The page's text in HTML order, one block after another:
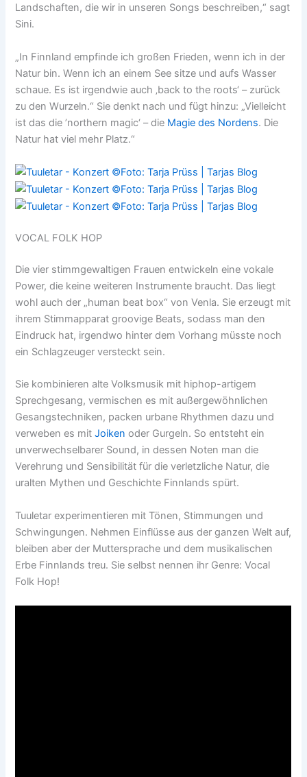
Landschaften, die wir in unseren Songs beschreiben,“ sagt
Sini.
„In Finnland empfinde ich großen Frieden, wenn ich in der
Natur bin. Wenn ich an einem See sitze und aufs Wasser
schaue. Es ist irgendwie auch ‚back to the roots‘ – zurück
zu den Wurzeln.“ Sie denkt nach und fügt hinzu: „Vielleicht
ist das die ’northern magic‘ – die Magie des Nordens. Die
Natur hat viel mehr Platz.“
VOCAL FOLK HOP
Die vier stimmgewaltigen Frauen entwickeln eine vokale
Power, die keine weiteren Instrumente braucht. Das liegt
wohl auch der „human beat box“ von Venla. Sie erzeugt mit
ihrem Stimmapparat groovige Beats, sodass man den
Eindruck hat, irgendwo hinter dem Vorhang müsste noch
ein Schlagzeuger versteckt sein.
Sie kombinieren alte Volksmusik mit hiphop-artigem
Sprechgesang, vermischen es mit außergewöhnlichen
Gesangstechniken, packen urbane Rhythmen dazu und
verweben es mitJoiken oder Gurgeln. So entsteht ein
unverwechselbarer Sound, in dessen Noten man die
Verehrung und Sensibilität für die verletzliche Natur, die
uralten Mythen und Geschichte Finnlands spürt.
Tuuletar experimentieren mit Tönen, Stimmungen und
Schwingungen. Nehmen Einflüsse aus der ganzen Welt auf,
bleiben aber der Muttersprache und dem musikalischen
Erbe Finnlands treu. Sie selbst nennen ihr Genre: Vocal
Folk Hop!